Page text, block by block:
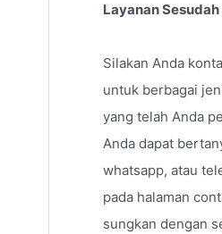
Layanan
Silakan Anda
untuk berbagai
yang telah Anda
Anda dapat
whatsapp, atau
pada halaman
sungkan dengan